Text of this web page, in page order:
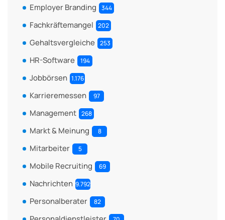
Employer Branding 344
Fachkräftemangel 202
Gehaltsvergleiche 253
HR-Software 194
Jobbörsen 1.176
Karrieremessen 97
Management 268
Markt & Meinung 8
Mitarbeiter 5
Mobile Recruiting 69
Nachrichten 9.792
Personalberater 82